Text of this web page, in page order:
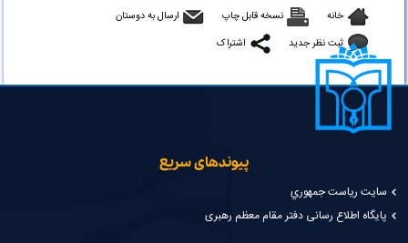
خانه نسخه قابل چاپ
ارسال به دوستان
ثبت نظر جدید
اشتراک
پیوندهای سریع
سايت رياست جمهوري
پایگاه اطلاع رسانی دفتر مقام معظم رهبری